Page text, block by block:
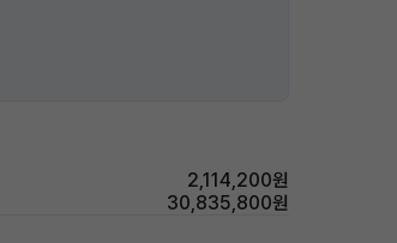
2,114,200원
30,835,800원